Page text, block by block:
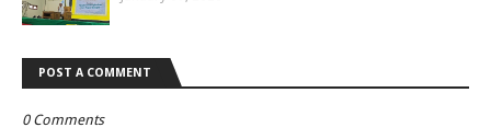
POST A COMMENT
0 Comments